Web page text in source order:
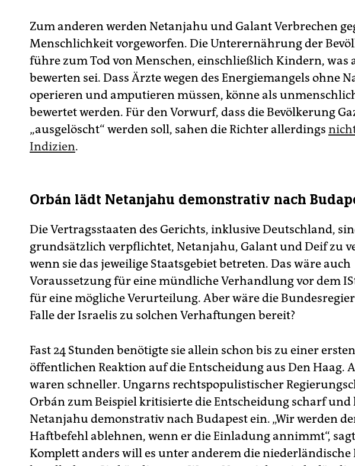
Zum anderen werden Netanjahu und Galant Verbrechen
Menschlichkeit vorgeworfen. Die Unterernährung der
führe zum Tod von Menschen, einschließlich Kindern, was
bewerten sei. Dass Ärzte wegen des Energiemangels ohne
operieren und amputieren müssen, könne als
bewertet werden. Für den Vorwurf, dass die Bevölkerung
„ausgelöscht“ werden soll, sahen die Richter allerdings
Indizien.
Orbán lädt Netanjahu demonstrativ nach
Die Vertragsstaaten des Gerichts, inklusive Deutschland,
grundsätzlich verpflichtet, Netanjahu, Galant und Deif zu
wenn sie das jeweilige Staatsgebiet betreten. Das wäre auch
Voraussetzung für eine mündliche Verhandlung vor dem
für eine mögliche Verurteilung. Aber wäre die
Falle der Israelis zu solchen Verhaftungen bereit?
Fast 24 Stunden benötigte sie allein schon bis zu einer ersten
öffentlichen Reaktion auf die Entscheidung aus Den Haag.
waren schneller. Ungarns rechtspopulistischer
Orbán zum Beispiel kritisierte die Entscheidung scharf und
Netanjahu demonstrativ nach Budapest ein. „Wir werden
Haftbefehl ablehnen, wenn er die Einladung annimmt“,
Komplett anders will es unter anderem die niederländische